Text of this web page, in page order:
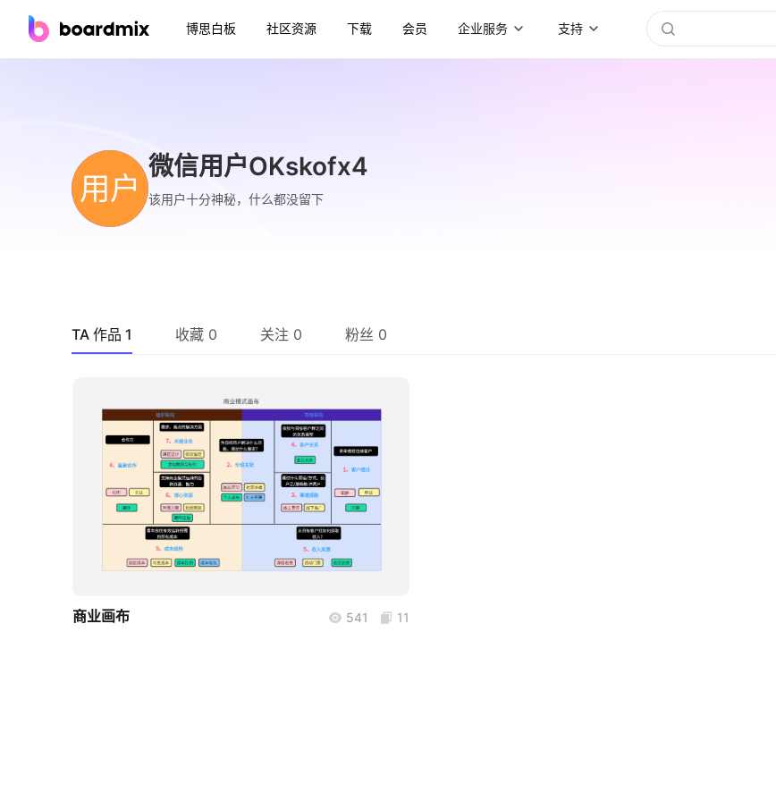
博思白板 社区资源 下载 会员 企业服务 支持
用户
微信用户OKskofx4
该用户十分神秘，什么都没留下
TA 作品 1 收藏 0 关注 0 粉丝 0
boardmix
商业画布 541 11